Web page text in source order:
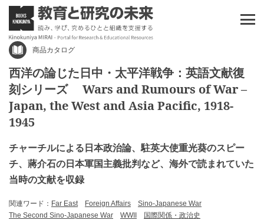
商品カタログ
西洋の論じた日中・太平洋戦争：英語文献復
刻シリーズ Wars and Rumours of War –
Japan, the West and Asia Pacific, 1918-
1945
チャーチルによる日本政治論、駐英大使重光葵のスピー
チ、蔣介石の日本軍国主義批判など、海外で読まれていた
当時の文献を収録
関連ワード： Far East Foreign Affairs
Sino-Japanese War
The Second Sino-Japanese War
WWII
国際関係・政治史